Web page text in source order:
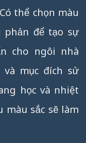
thể chọn màu
để tạo sự
cho ngôi nhà
mục đích sử
học và nhiệt
màu sắc sẽ làm